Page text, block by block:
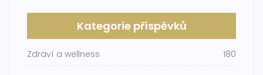
Kategorie příspěvků
Zdraví a wellness 180